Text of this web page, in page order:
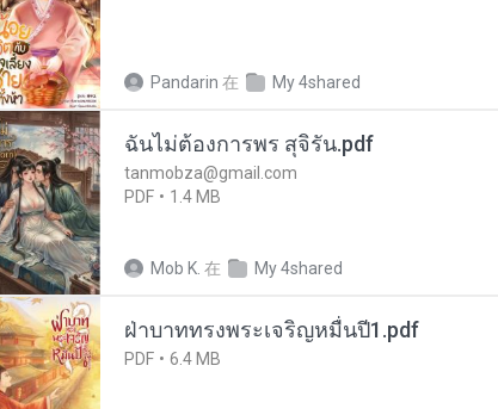
Pandarin 在 My 4shared
ฉันไม่ต้องการพร สุจิรัน.pdf
tanmobza@gmail.com
PDF
1.4 MB
Mob K. 在 My 4shared
ฝ่าบาททรงพระเจริญหมื่นปี1.pdf
PDF 6.4 MB